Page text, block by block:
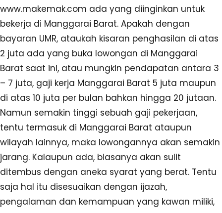
www.makemak.com ada yang diinginkan untuk
bekerja di Manggarai Barat. Apakah dengan
bayaran UMR, ataukah kisaran penghasilan di atas
2 juta ada yang buka lowongan di Manggarai
Barat saat ini, atau mungkin pendapatan antara 3
– 7 juta, gaji kerja Manggarai Barat 5 juta maupun
di atas 10 juta per bulan bahkan hingga 20 jutaan.
Namun semakin tinggi sebuah gaji pekerjaan,
tentu termasuk di Manggarai Barat ataupun
wilayah lainnya, maka lowongannya akan semakin
jarang. Kalaupun ada, biasanya akan sulit
ditembus dengan aneka syarat yang berat. Tentu
saja hal itu disesuaikan dengan ijazah,
pengalaman dan kemampuan yang kawan miliki,